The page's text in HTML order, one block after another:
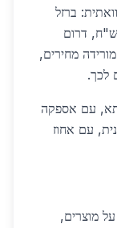
ברזל
יצוק צפון 3,200 ש"ח/טון, מרכז 3,700 ש"ח, דרום
מורידה מחירים,
לכך.
עם אספקה
עם אחוז
אחריות של 5 שנים על מוצרים,